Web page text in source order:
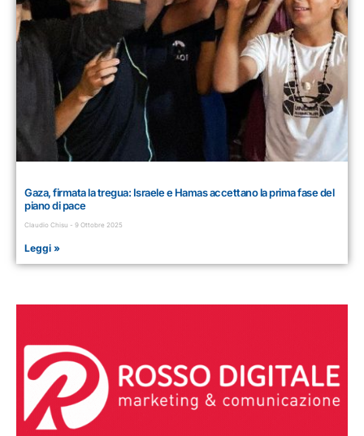
Gaza, firmata la tregua: Israele e Hamas accettano la prima fase del
piano di pace
Claudio Chisu 9 Ottobre 2025
Leggi »